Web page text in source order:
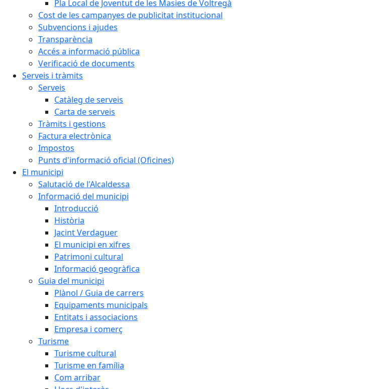
Pla Local de Joventut de les Masies de Voltregà
Cost de les campanyes de publicitat institucional
Subvencions i ajudes
Transparència
Accés a informació pública
Verificació de documents
Serveis i tràmits
Serveis
Catàleg de serveis
Carta de serveis
Tràmits i gestions
Factura electrònica
Impostos
Punts d'informació oficial (Oficines)
El municipi
Salutació de l'Alcaldessa
Informació del municipi
Introducció
Història
Jacint Verdaguer
El municipi en xifres
Patrimoni cultural
Informació geogràfica
Guia del municipi
Plànol / Guia de carrers
Equipaments municipals
Entitats i associacions
Empresa i comerç
Turisme
Turisme cultural
Turisme en família
Com arribar